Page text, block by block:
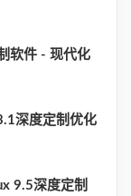
软件 - 现代化
深度定制优化
9.5深度定制